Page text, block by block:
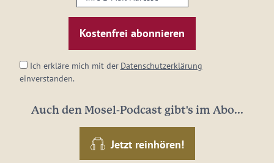
E-
Mail-
Adresse:
Ich erkläre mich mit der Datenschutzerklärung
einverstanden.
Auch den Mosel-Podcast gibt's im Abo...
Jetzt reinhören!